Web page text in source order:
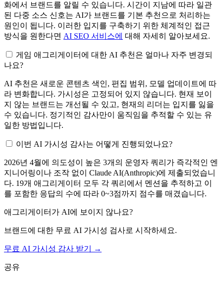
화에서 브랜드를 알릴 수 있습니다. 시간이 지남에 따라 일관
된 다중 소스 신호는 AI가 브랜드를 기본 추천으로 처리하는
원인이 됩니다. 이러한 입지를 구축하기 위한 체계적인 접근
방식을 원한다면 AI SEO 서비스에 대해 자세히 알아보세요.
게임 애그리게이터에 대한 AI 추천은 얼마나 자주 변경되
나요?
AI 추천은 새로운 콘텐츠 색인, 편집 범위, 모델 업데이트에 따
라 변화합니다. 가시성은 고정되어 있지 않습니다. 현재 보이
지 않는 브랜드는 개선될 수 있고, 현재의 리더는 입지를 잃을
수 있습니다. 정기적인 감사만이 움직임을 추적할 수 있는 유
일한 방법입니다.
이번 AI 가시성 감사는 어떻게 진행되었나요?
2026년 4월에 의도성이 높은 3개의 운영자 쿼리가 즉각적인 엔
지니어링이나 조작 없이 Claude AI(Anthropic)에 제출되었습니
다. 19개 애그리게이터 모두 각 쿼리에서 멘션을 추적하고 이
를 포함한 응답의 수에 따라 0~3점까지 점수를 매겼습니다.
애그리게이터가 AI에 보이지 않나요?
브랜드에 대한 무료 AI 가시성 검사로 시작하세요.
무료 AI 가시성 감사 받기 →
공유